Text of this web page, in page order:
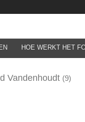
HOE WERKT HET
Vandenhoudt (9)